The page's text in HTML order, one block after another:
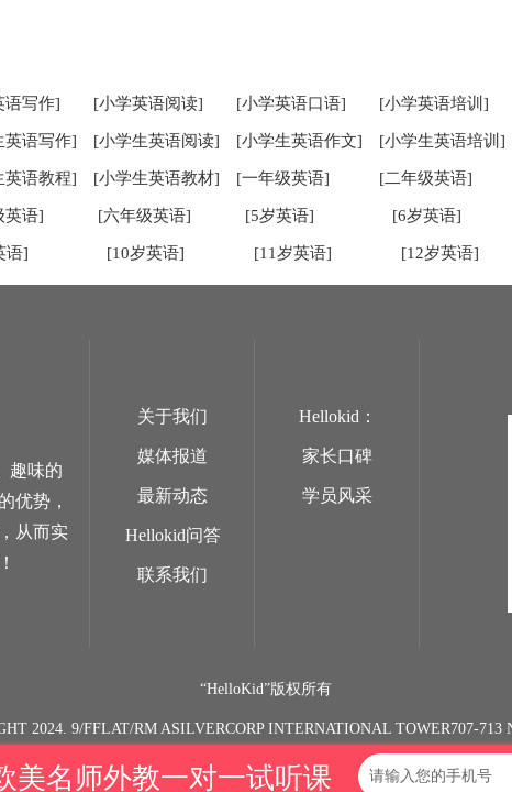
语写作] [小学英语阅读] [小学英语口语] [小学英语培训]
英语写作] [小学生英语阅读] [小学生英语作文] [小学生英语培训]
英语教程] [小学生英语教材] [一年级英语] [二年级英语]
英语] [六年级英语] [5岁英语] [6岁英语]
语] [10岁英语] [11岁英语] [12岁英语]
趣味的
优势，
从而实
关于我们
媒体报道
最新动态
Hellokid问答
联系我们
Hellokid：
家长口碑
学员风采
“HelloKid”版权所有
2024. 9/FFLAT/RM ASILVERCORP INTERNATIONAL TOWER707-
美名师外教一对一试听课